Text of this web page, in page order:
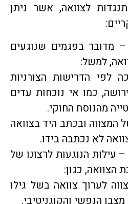
לצוואה, אשר ניתן
– מדובר בפגמים שנוגעים
למשל:
לפי הדרישות הצורניות
כמו אי נוכחות עדים
מהנוסח החוקי.
המצווה ובכתב היד בצוואה
לא נכתבה בידו.
– עילות הנוגעות לרצונו של
הצוואה, כגון:
לערוך צוואה בשל גילו
הנפשי והקוגניטיבי.